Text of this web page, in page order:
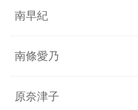
南早紀
南條愛乃
原奈津子